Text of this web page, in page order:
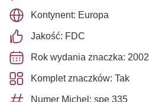
Kontynent: Europa
Jakość: FDC
Rok wydania znaczka: 2002
Komplet znaczków: Tak
Numer Michel: spe 335